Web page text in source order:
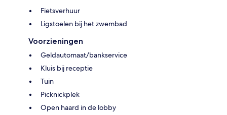
Fietsverhuur
Ligstoelen bij het zwembad
Voorzieningen
Geldautomaat/bankservice
Kluis bij receptie
Tuin
Picknickplek
Open haard in de lobby